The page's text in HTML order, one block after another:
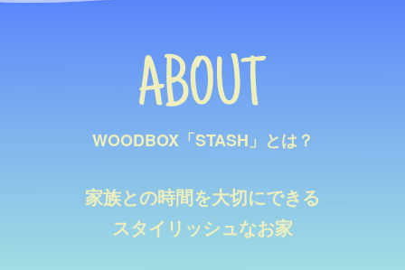
WOODBOX「STASH」とは？
家族との時間を大切にできる
スタイリッシュなお家